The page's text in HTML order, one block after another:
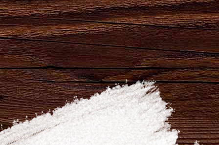
11.06.2022
С Днем Пивовара!
Сегодня мы отмечаем день
пивовара!
Пиво - это солод. хмель, вода и совесть
пивовара, А еще это непростой труд,